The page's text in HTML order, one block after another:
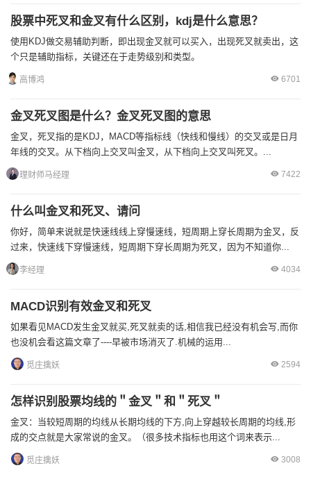
股票中死叉和金叉有什么区别，kdj是什么意思？
使用KDJ做交易辅助判断，即出现金叉就可以买入，出现死叉就卖出，这
个只是辅助指标，关键还在于走势级别和类型。
高博鸿 6701
金叉死叉图是什么？金叉死叉图的意思
金叉，死叉指的是KDJ，MACD等指标线（快线和慢线）的交叉或是日月
年线的交叉。从下档向上交叉叫金叉，从下档向上交叉叫死叉。...
理财师马经理 7422
什么叫金叉和死叉、请问
你好，简单来说就是快速线线上穿慢速线，短周期上穿长周期为金叉，反
过来，快速线下穿慢速线，短周期下穿长周期为死叉，因为不知道你...
李经理 4034
MACD识别有效金叉和死叉
如果看见MACD发生金叉就买,死叉就卖的话,相信我已经没有机会写,而你
也没机会看这篇文章了----早被市场消灭了.机械的运用...
觅庄擒妖 2594
怎样识别股票均线的＂金叉＂和＂死叉＂
金叉：当较短周期的均线从长期均线的下方,向上穿越较长周期的均线,形
成的交点就是大家常说的金叉。（很多技术指标也用这个词来表示...
觅庄擒妖 3008